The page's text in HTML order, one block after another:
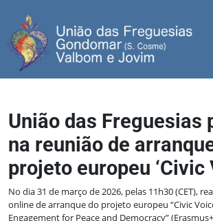
União das Freguesias
na reunião de
projeto europeu ‘Civic
No dia 31 de março de 2026, pelas 11h30 (CET),
online de arranque do projeto europeu “Civic
Engagement for Peace and Democracy”